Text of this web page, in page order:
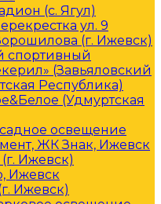
(с. Ягул)
ул. 9
(г. Ижевск)
спортивный
(Завьяловский
Республика)
(Удмуртская
освещение
ЖК Знак, Ижевск
Ижевск)
Ижевск
Ижевск)